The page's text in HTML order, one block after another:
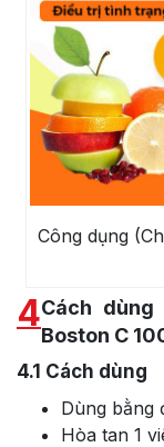
Công dụng
4Cách
Boston C
4.1 Cách dùng
Dùng bằng
Hòa tan 1